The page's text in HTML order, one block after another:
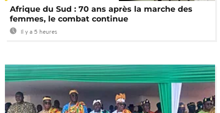
Afrique du Sud : 70 ans après la marche des
femmes, le combat continue
Il y a 5 heures